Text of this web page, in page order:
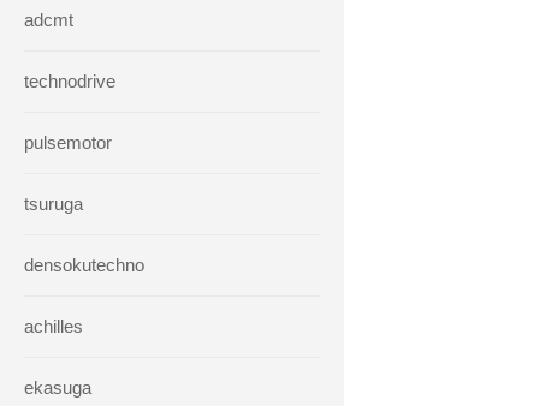
adcmt
technodrive
pulsemotor
tsuruga
densokutechno
achilles
ekasuga